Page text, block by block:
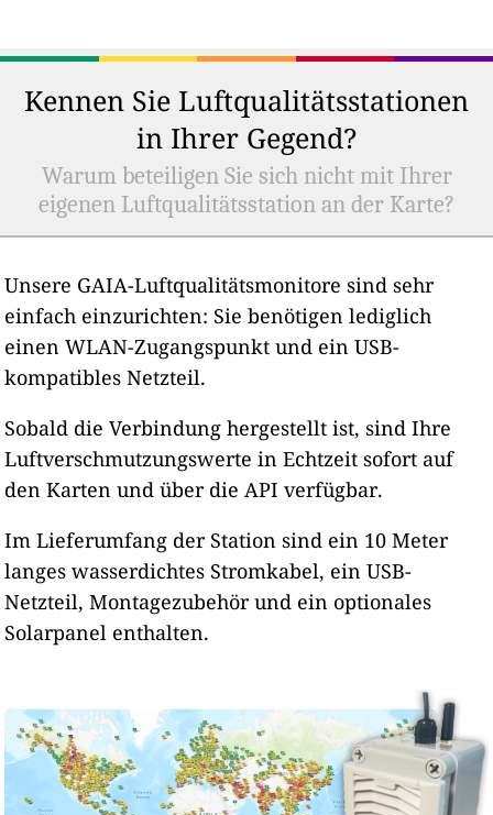
Kennen Sie Luftqualitätsstationen
in Ihrer Gegend?
Warum beteiligen Sie sich nicht mit Ihrer
eigenen Luftqualitätsstation an der Karte?
Unsere GAIA-Luftqualitätsmonitore sind sehr
einfach einzurichten: Sie benötigen lediglich
einen WLAN-Zugangspunkt und ein USB-
kompatibles Netzteil.
Sobald die Verbindung hergestellt ist, sind Ihre
Luftverschmutzungswerte in Echtzeit sofort auf
den Karten und über die API verfügbar.
Im Lieferumfang der Station sind ein 10 Meter
langes wasserdichtes Stromkabel, ein USB-
Netzteil, Montagezubehör und ein optionales
Solarpanel enthalten.